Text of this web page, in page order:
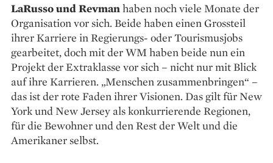
LaRusso und Revmanhaben noch viele Monate der
Organisation vor sich. Beide haben einen Grossteil
ihrer Karriere in Regierungs- oder Tourismusjobs
gearbeitet, doch mit der WM haben beide nun ein
Projekt der Extraklasse vor sich – nicht nur mit Blick
auf ihre Karrieren. „Menschen zusammenbringen“ –
das ist der rote Faden ihrer Visionen. Das gilt für New
York und New Jersey als konkurrierende Regionen,
für die Bewohner und den Rest der Welt und die
Amerikaner selbst.